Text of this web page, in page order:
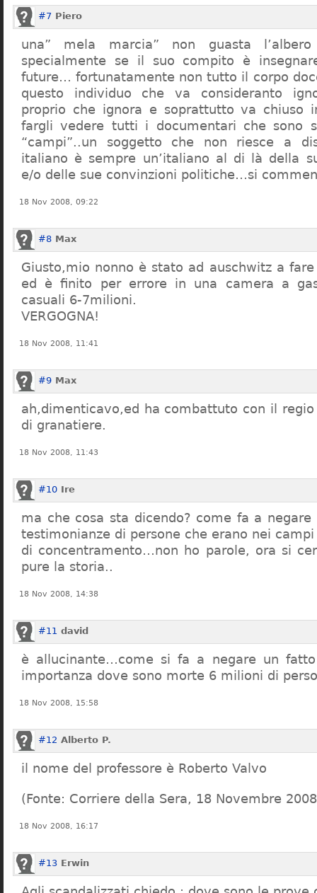
#7 Piero
una” mela marcia” non guasta
specialmente se il suo compito è
future… fortunatamente non tutto il corpo
questo individuo che va consideranto
proprio che ignora e soprattutto va chiuso
fargli vedere tutti i documentari che sono
“campi”..un soggetto che non riesce a
italiano è sempre un’italiano al di là della
e/o delle sue convinzioni politiche…si
18 Nov 2008, 09:22
#8 Max
Giusto,mio nonno è stato ad auschwitz a
ed è finito per errore in una camera a
casuali 6-7milioni.
VERGOGNA!
18 Nov 2008, 11:41
#9 Max
ah,dimenticavo,ed ha combattuto con il
di granatiere.
18 Nov 2008, 11:43
#10 Ire
ma che cosa sta dicendo? come fa a
testimonianze di persone che erano nei campi
di concentramento…non ho parole, ora si
pure la storia..
18 Nov 2008, 14:38
#11 david
è allucinante…come si fa a negare un
importanza dove sono morte 6 milioni di
18 Nov 2008, 15:58
#12 Alberto P.
il nome del professore è Roberto Valvo
(Fonte: Corriere della Sera, 18 Novembre
18 Nov 2008, 16:17
#13 Erwin